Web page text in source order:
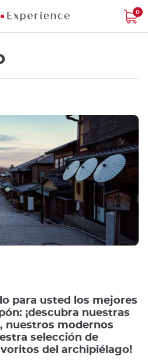
0
para usted los mejores
¡descubra nuestras
nuestros modernos
selección de
del archipiélago!